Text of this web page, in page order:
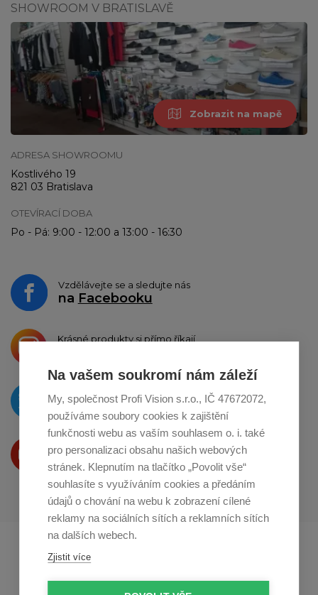
Na vašem soukromí nám záleží
My, společnost Profi Vision s.r.o., IČ 47672072,
používáme soubory cookies k zajištění
funkčnosti webu as vaším souhlasem o. i. také
pro personalizaci obsahu našich webových
stránek. Klepnutím na tlačítko „Povolit vše“
souhlasíte s využíváním cookies a předáním
údajů o chování na webu k zobrazení cílené
reklamy na sociálních sítích a reklamních sítích
na dalších webech.
Zjistit více
SHOWROOM V BRATISLAVĚ
Zobrazit na mapě
ADRESA SHOWROOMU
Kostlivého 19
821 03 Bratislava
OTEVÍRACÍ DOBA
Po - Pá: 9:00 - 12:00 a 13:00 - 16:30
Vzdělávejte se a sledujte nás
na Facebooku
Krásné produkty si přímo říkají
O novinkách píšeme
naTwitteru
Produkty Vám představujeme
na Youtube
Profikuchar.sk